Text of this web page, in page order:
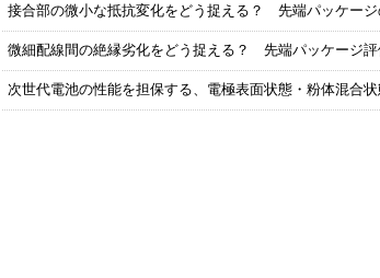
接合部の微小な抵抗変化をどう捉える？ 先端パッケージ
微細配線間の絶縁劣化をどう捉える？ 先端パッケージ評
次世代電池の性能を担保する、電極表面状態・粉体混合